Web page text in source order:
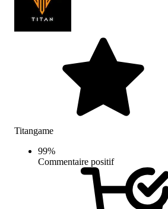
Titangame
99%
Commentaire positif